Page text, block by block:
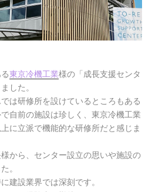
東京冷機工業様の「成長支援センタ
した。
は研修所を設けているところもある
自前の施設は珍しく、東京冷機工業
に立派で機能的な研修所だと感じま
から、センター設立の思いや施設の
。
建設業界では深刻です。